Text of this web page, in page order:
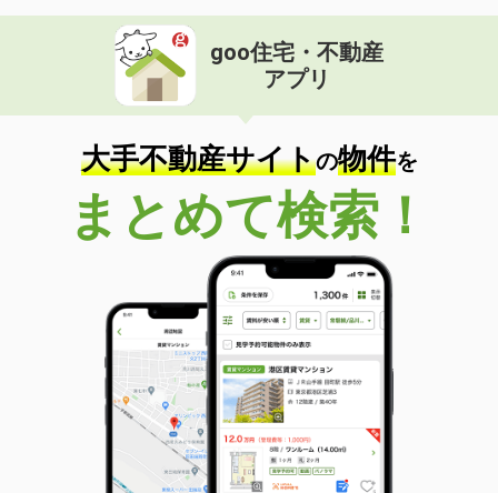
島根県松江市天神町
価 格
住 所
島根県松江市天神町
専有面積 19.87m²
間取り
1K
島根県松江市西川津町
価 格
4.20万円
島根県松江市西川津町
24.71m²
間取り
1K
島根県松江市上乃木９
価 格
5.40万円
住 所
島根県松江市上乃木９
専有面積 53.7m²
間取り
2DK
goo住宅・不動産
アプリ
大手不動産サイトの物件を
まとめて検索！